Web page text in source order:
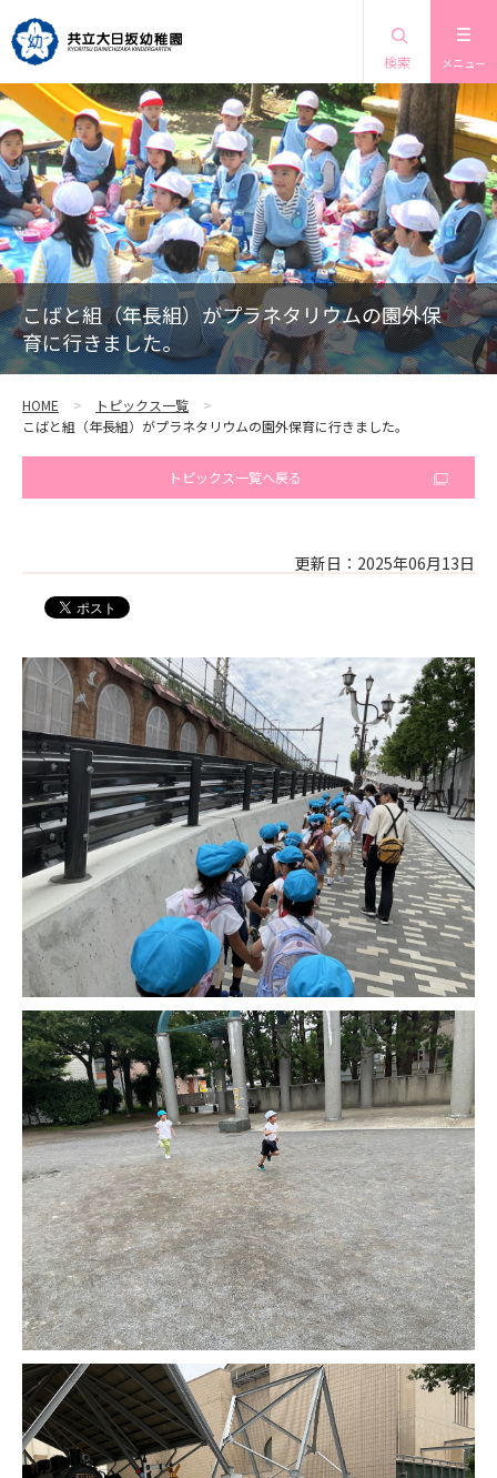
メニュー
検索
こばと組（年長組）がプラネタリウムの園外保
育に行きました。
HOME
トピックス一覧
こばと組（年長組）がプラネタリウムの園外保育に行きました。
トピックス一覧へ戻る
更新日：2025年06月13日